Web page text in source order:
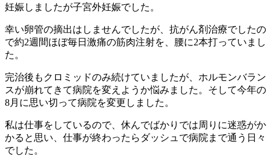
妊娠しましたが子宮外妊娠でした。
幸い卵管の摘出はしませんでしたが、抗がん剤治療でしたの
で約2週間ほぼ毎日激痛の筋肉注射を、腰に2本打っていまし
た。
完治後もクロミッドのみ続けていましたが、ホルモンバラン
スが崩れてきて病院を変えようか悩みました。そして今年の
8月に思い切って病院を変更しました。
私は仕事をしているので、休んでばかりでは周りに迷惑がか
かると思い、仕事が終わったらダッシュで病院まで通う日々
でした。